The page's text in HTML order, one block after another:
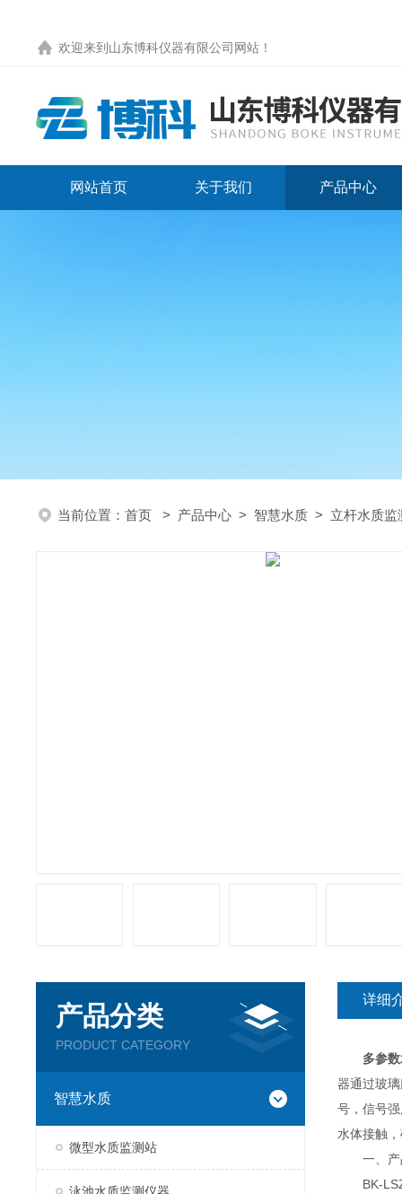
欢迎来到 山东博科仪器有限公司网站 ！
网站首页 关于我们 产品中心
当前位置： 首页 > 产品中心 > 智慧水质 > 立杆水质监
产品分类
PRODUCT CATEGORY
智慧水质
微型水质监测站
详细
多参
器通过玻
号，信号
水体接触
一、产
BK-